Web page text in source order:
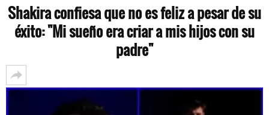
Shakira confiesa que no es feliz a pesar de su
éxito: "Mi sueño era criar a mis hijos con su
padre"